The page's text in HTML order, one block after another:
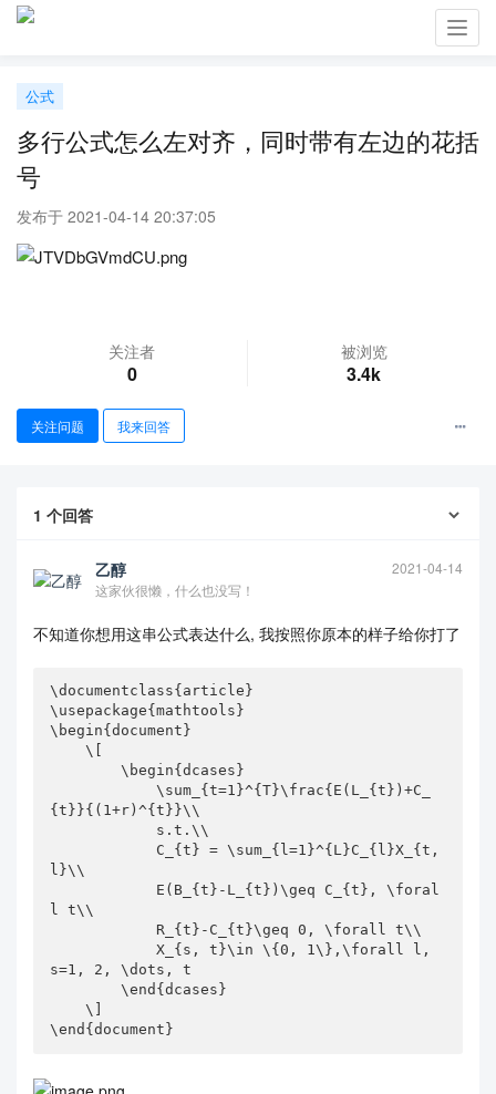
公式
多行公式怎么左对齐，同时带有左边的花括
号
发布于 2021-04-14 20:37:05
关注者
0
被浏览
3.4k
关注问题 我来回答
1 个回答
乙醇
2021-04-14
这家伙很懒，什么也没写！
不知道你想用这串公式表达什么, 我按照你原本的样子给你打了
\documentclass{article}
\usepackage{mathtools}
\begin{document}
    \[
        \begin{dcases}
            \sum_{t=1}^{T}\frac{E(L_{t})+C_
{t}}{(1+r)^{t}}\\
l}\\
l t\\
            X_{s, t}\in \{0, 1\},\forall l,
s=1, 2, \dots, t
        \end{dcases}
    \]
\end{document}